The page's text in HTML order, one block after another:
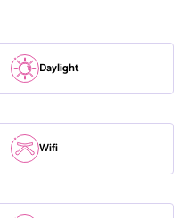
Daylight
Wifi